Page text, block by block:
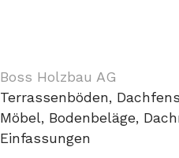
Boss Holzbau AG
Terrassenböden,
Möbel, Bodenbeläge,
Einfassungen